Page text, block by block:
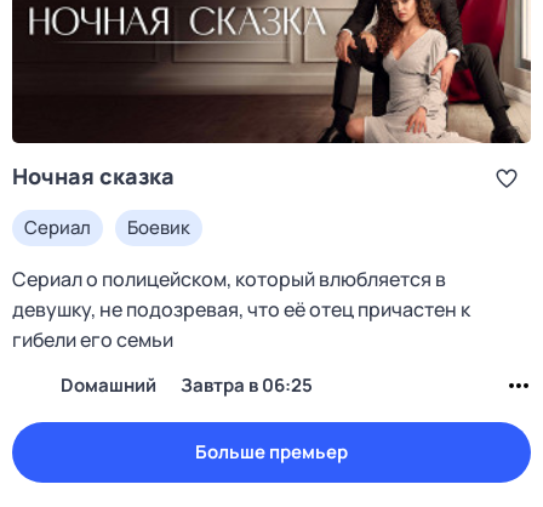
Ночная сказка
Сериал Боевик
Сериал о полицейском, который влюбляется в
девушку, не подозревая, что её отец причастен к
гибели его семьи
Dомашний Завтра в 06:25
Больше премьер